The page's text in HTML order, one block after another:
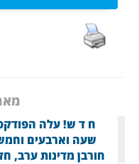
ח ד ש! עלה
שעה וארבעים
חורבן מדינות ערב,